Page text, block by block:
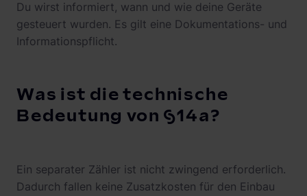
Du wirst informiert, wann und wie deine Geräte
gesteuert wurden. Es gilt eine Dokumentations- und
Informationspflicht.
Was ist die technische
Bedeutung von §14a?
Ein separater Zähler ist nicht zwingend erforderlich.
Dadurch fallen keine Zusatzkosten für den Einbau